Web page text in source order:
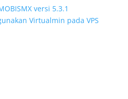
versi 5.3.1
Virtualmin pada VPS